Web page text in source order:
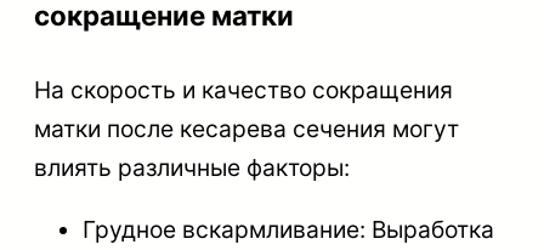
сокращение матки
На скорость и качество сокращения
матки после кесарева сечения могут
влиять различные факторы:
Грудное вскармливание: Выработка